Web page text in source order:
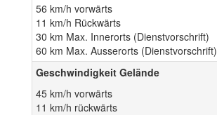
56 km/h vorwärts
11 km/h Rückwärts
30 km Max. Innerorts (Dienstvorschrift)
60 km Max. Ausserorts (Dienstvorschrift)
Geschwindigkeit Gelände
45 km/h vorwärts
11 km/h rückwärts